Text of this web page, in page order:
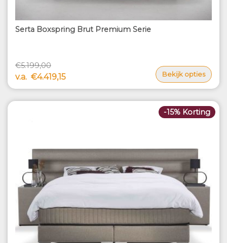
Serta Boxspring Brut Premium Serie
€5.199,00
v.a. €4.419,15 Bekijk opties
-15% Korting